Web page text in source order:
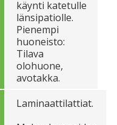
käynti katetulle
länsipatiolle.
Pienempi
huoneisto:
Tilava
olohuone,
avotakka.
Laminaattilattiat.